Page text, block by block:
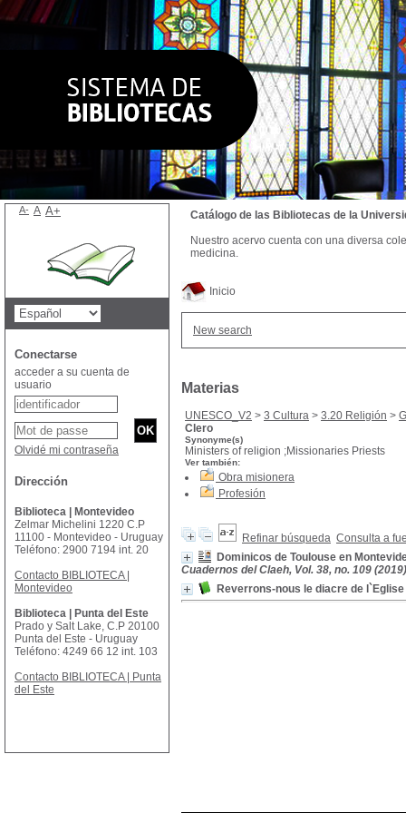
Inicio
New search
Materias
UNESCO_V2 > 3 Cultura > 3.20 Religión >
Clero
Synonyme(s)
Ministers of religion ;Missionaries Priests
Ver también:
Obra misionera
Profesión
Refinar búsqueda Consulta a
Dominicos de Toulouse en
Cuadernos del Claeh, Vol. 38, no. 109 (2019)
Reverrons-nous le diacre de
Catálogo de las Bibliotecas de la
Nuestro acervo cuenta con una diversa
medicina.
A- A A+
Conectarse
acceder a su cuenta de
usuario
Olvidé mi contraseña
Dirección
Biblioteca | Montevideo
Zelmar Michelini 1220 C.P
11100 - Montevideo - Uruguay
Teléfono: 2900 7194 int. 20
Contacto BIBLIOTECA |
Montevideo
Biblioteca | Punta del Este
Prado y Salt Lake, C.P 20100
Punta del Este - Uruguay
Teléfono: 4249 66 12 int. 103
Contacto BIBLIOTECA | Punta
del Este